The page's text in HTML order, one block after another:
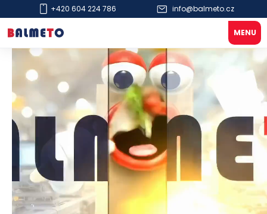
+420 604 224 786 info@balmeto.cz